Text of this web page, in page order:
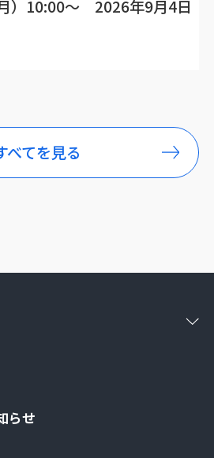
）10:00～ 2026年9月4日
べてを見る
らせ